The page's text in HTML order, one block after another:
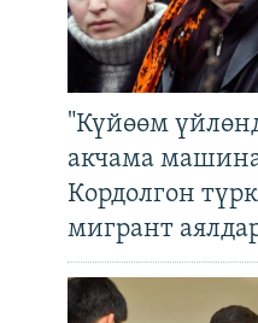
"Күйөөм
акчама
Кордолгон
мигрант